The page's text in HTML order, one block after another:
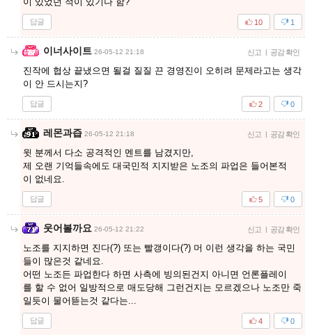
답글 1
10
이너사이트 26-05-12 21:18 신고 | 공감 확인
진작에 협상 끝냈으면 될걸 질질 끈 경영진이 오히려 문제라고는 생각
이 안 드시는지?
답글 0
2
레몬과즙 26-05-12 21:18 신고 | 공감 확인
윗 분께서 다소 공격적인 멘트를 남겼지만,
제 오랜 기억들속에도 대국민적 지지받은 노조의 파업은 들어본적
이 없네요.
답글 0
5
웃어볼까요 26-05-12 21:22 신고 | 공감 확인
노조를 지지하면 진다(?) 또는 빨갱이다(?) 머 이런 생각을 하는 국민
들이 많은것 같네요.
어떤 노조든 파업한다 하면 사측에 빙의된건지 아니면 언론플레이
를 할 수 없어 일방적으로 매도당해 그런건지는 모르겠으나 노조만 죽
일듯이 물어뜯는것 같다는...
답글 0
4